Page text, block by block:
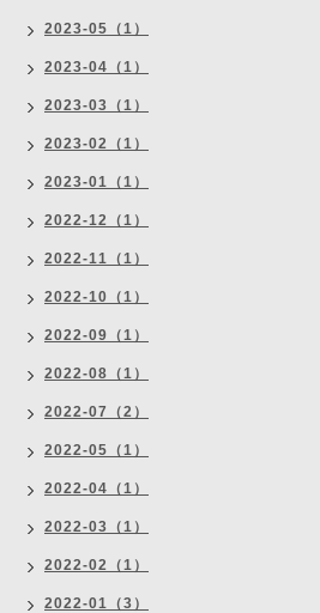
2023-05（1）
2023-04（1）
2023-03（1）
2023-02（1）
2023-01（1）
2022-12（1）
2022-11（1）
2022-10（1）
2022-09（1）
2022-08（1）
2022-07（2）
2022-05（1）
2022-04（1）
2022-03（1）
2022-02（1）
2022-01（3）